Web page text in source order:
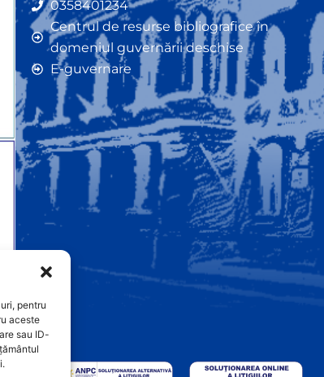
pentru
aceste
sau ID-
0358401234
Centrul de resurse bibliografice în
domeniul guvernării deschise
E-guvernare